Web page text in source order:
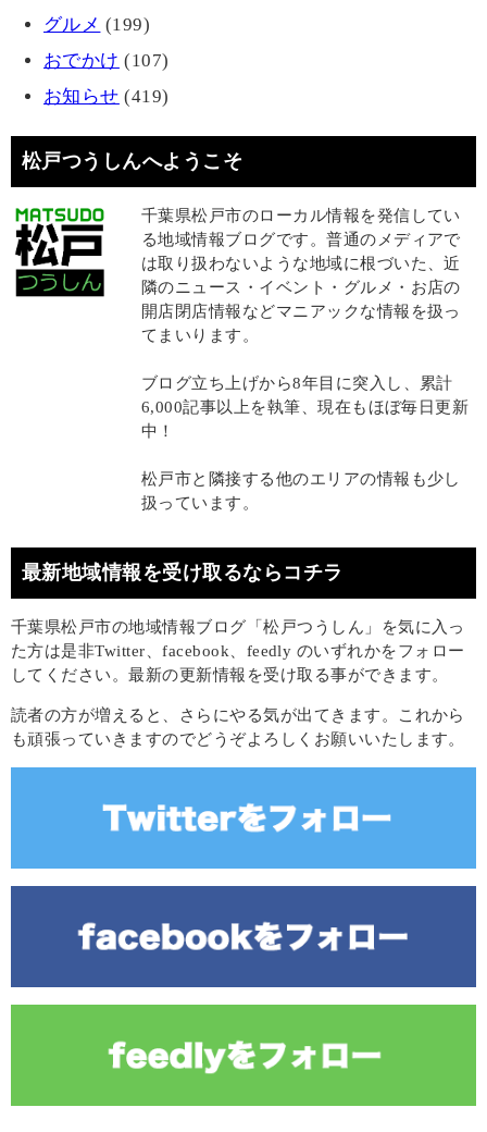
グルメ (199)
おでかけ (107)
お知らせ (419)
松戸つうしんへようこそ
千葉県松戸市のローカル情報を発信してい
る地域情報ブログです。普通のメディアで
は取り扱わないような地域に根づいた、近
隣のニュース・イベント・グルメ・お店の
開店閉店情報などマニアックな情報を扱っ
てまいります。
ブログ立ち上げから8年目に突入し、累計
6,000記事以上を執筆、現在もほぼ毎日更新
中！
松戸市と隣接する他のエリアの情報も少し
扱っています。
最新地域情報を受け取るならコチラ
千葉県松戸市の地域情報ブログ「松戸つうしん」を気に入っ
た方は是非Twitter、facebook、feedly のいずれかをフォロー
してください。最新の更新情報を受け取る事ができます。
読者の方が増えると、さらにやる気が出てきます。これから
も頑張っていきますのでどうぞよろしくお願いいたします。